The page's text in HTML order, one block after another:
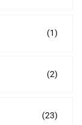
(1)
(2)
(23)